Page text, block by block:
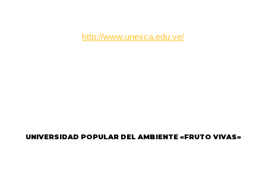
http://www.unexca.edu.ve/
UNIVERSIDAD POPULAR DEL AMBIENTE «FRUTO VIVAS»